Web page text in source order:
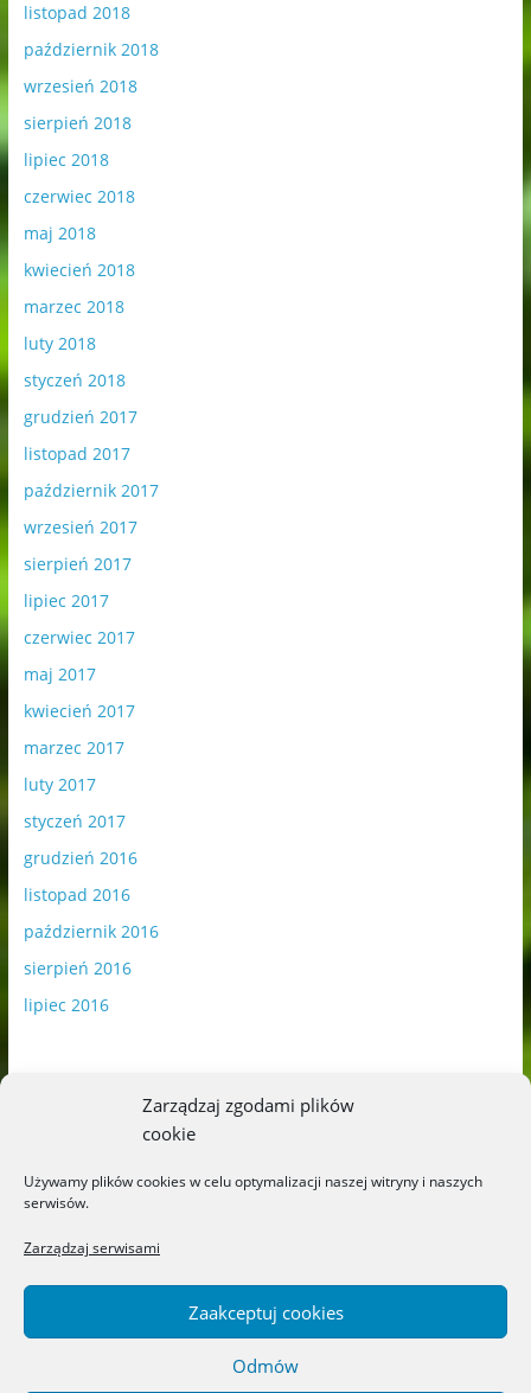
Zarządzaj zgodami plików
cookie
Używamy plików cookies w celu optymalizacji naszej witryny i naszych
serwisów.
Zarządzaj serwisami
Zaakceptuj cookies
Odmów
listopad 2018
październik 2018
wrzesień 2018
sierpień 2018
lipiec 2018
czerwiec 2018
maj 2018
kwiecień 2018
marzec 2018
luty 2018
styczeń 2018
grudzień 2017
listopad 2017
październik 2017
wrzesień 2017
sierpień 2017
lipiec 2017
czerwiec 2017
maj 2017
kwiecień 2017
marzec 2017
luty 2017
styczeń 2017
grudzień 2016
listopad 2016
październik 2016
sierpień 2016
lipiec 2016
Blog o książkach dla dzieci i młodzieży –